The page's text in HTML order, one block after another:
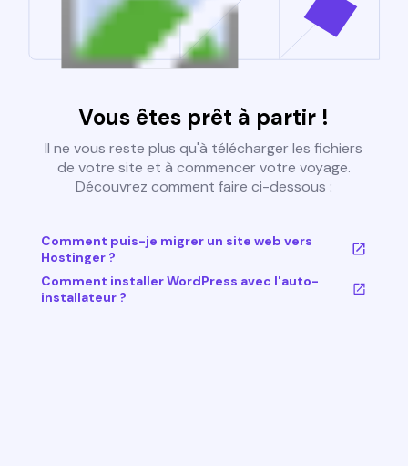
Vous êtes prêt à partir !
Il ne vous reste plus qu'à télécharger les fichiers
de votre site et à commencer votre voyage.
Découvrez comment faire ci-dessous :
Comment puis-je migrer un site web vers
Hostinger ?
Comment installer WordPress avec l'auto-
installateur ?